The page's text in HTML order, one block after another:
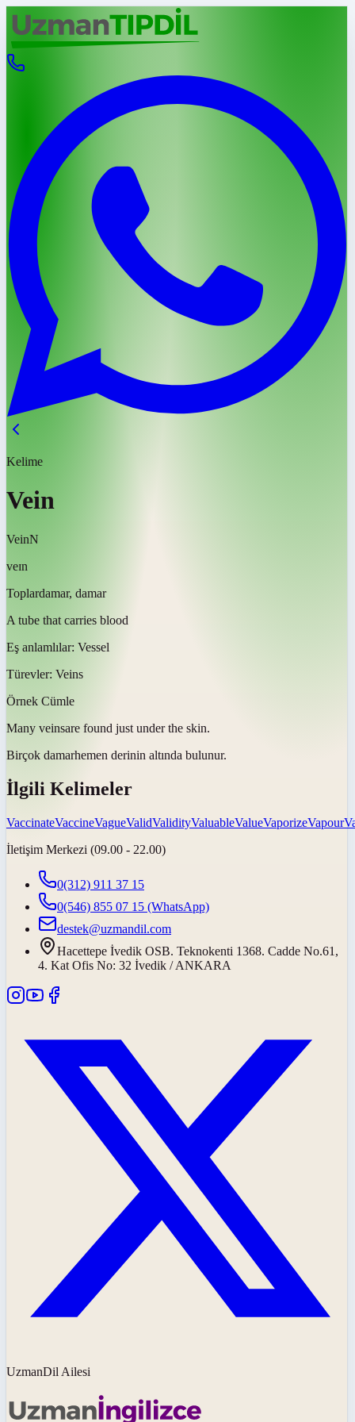
Kelime
Vein
VeinN
veɪn
Toplardamar, damar
A tube that carries blood
Eş anlamlılar: Vessel
Türevler: Veins
Örnek Cümle
Many veinsare found just under the skin.
Birçok damarhemen derinin altında bulunur.
İlgili Kelimeler
VaccinateVaccineVagueValidValidityValuableValueVaporizeVapour
İletişim Merkezi (09.00 - 22.00)
0(312) 911 37 15
0(546) 855 07 15 (WhatsApp)
destek@uzmandil.com
Hacettepe İvedik OSB. Teknokenti 1368. Cadde No.61,
4. Kat Ofis No: 32 İvedik / ANKARA
UzmanDil Ailesi